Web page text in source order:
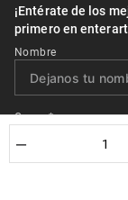
－
¡Entérate de los
primero en
Nombre
Correo*